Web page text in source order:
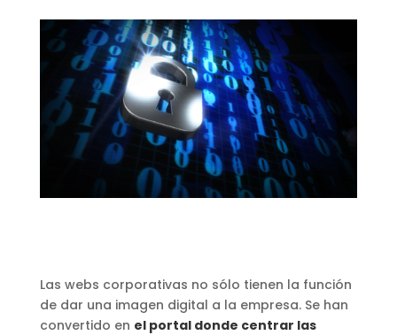
Las webs corporativas no sólo tienen la función
de dar una imagen digital a la empresa. Se han
convertido en el portal donde centrar las